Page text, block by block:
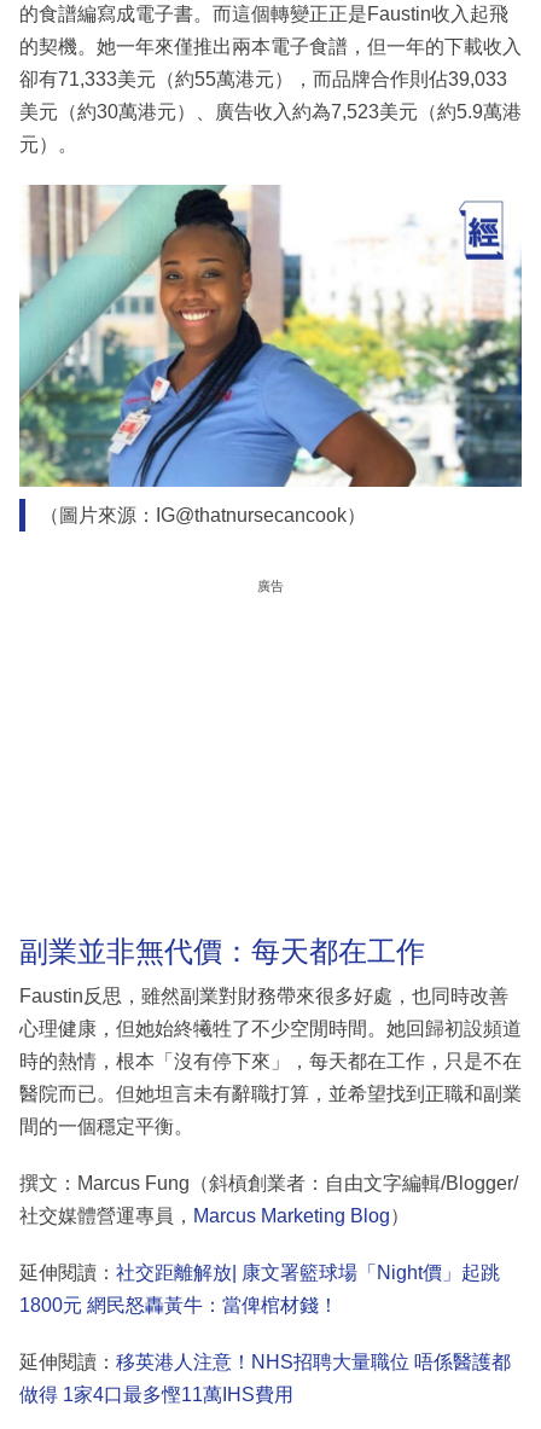
的食譜編寫成電子書。而這個轉變正正是Faustin收入起飛
的契機。她一年來僅推出兩本電子食譜，但一年的下載收入
卻有71,333美元（約55萬港元），而品牌合作則佔39,033
美元（約30萬港元）、廣告收入約為7,523美元（約5.9萬港
元）。
（圖片來源：IG@thatnursecancook）
廣告
副業並非無代價：每天都在工作
Faustin反思，雖然副業對財務帶來很多好處，也同時改善
心理健康，但她始終犧牲了不少空閒時間。她回歸初設頻道
時的熱情，根本「沒有停下來」，每天都在工作，只是不在
醫院而已。但她坦言未有辭職打算，並希望找到正職和副業
間的一個穩定平衡。
撰文：Marcus Fung（斜槓創業者：自由文字編輯/Blogger/
社交媒體營運專員， Marcus Marketing Blog）
延伸閱讀： 社交距離解放| 康文署籃球場「Night價」起跳
1800元 網民怒轟黃牛：當俾棺材錢！
延伸閱讀： 移英港人注意！NHS招聘大量職位 唔係醫護都
做得 1家4口最多慳11萬IHS費用